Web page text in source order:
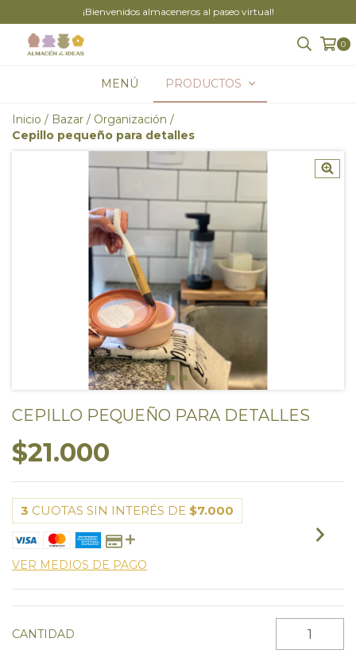
¡Bienvenidos almaceneros al paseo virtual!
0
MENÚ PRODUCTOS
Inicio / Bazar / Organización /
Cepillo pequeño para detalles
CEPILLO PEQUEÑO PARA DETALLES
$21.000
3 CUOTAS SIN INTERÉS DE $7.000
VER MEDIOS DE PAGO
CANTIDAD